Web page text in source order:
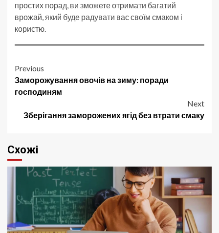
простих порад, ви зможете отримати багатий
врожай, який буде радувати вас своїм смаком і
користю.
Post
navigation
Previous
Заморожування овочів на зиму: поради
господиням
Next
Зберігання заморожених ягід без втрати смаку
Схожі